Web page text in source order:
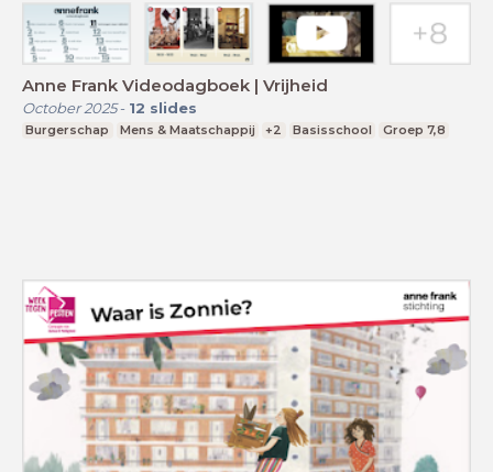
Anne Frank Videodagboek | Vrijheid
October 2025- 12 slides
Burgerschap Mens & Maatschappij +2 Basisschool Groep 7,8